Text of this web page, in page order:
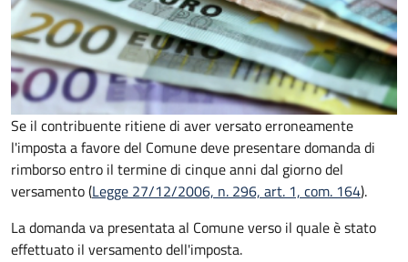
Se il contribuente ritiene di aver versato erroneamente
l'imposta a favore del Comune deve presentare domanda di
rimborso entro il termine di cinque anni dal giorno del
versamento (Legge 27/12/2006, n. 296, art. 1, com. 164).
La domanda va presentata al Comune verso il quale è stato
effettuato il versamento dell'imposta.